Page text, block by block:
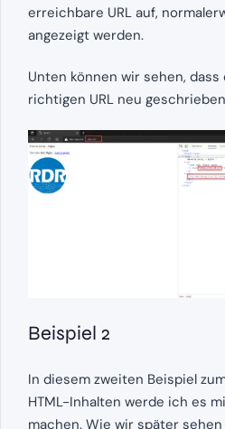
erreichbare URL auf,
angezeigt werden.
Unten können wir sehen,
richtigen URL neu
Beispiel 2
In diesem zweiten Beispiel
HTML-Inhalten werde ich es
machen. Wie wir später